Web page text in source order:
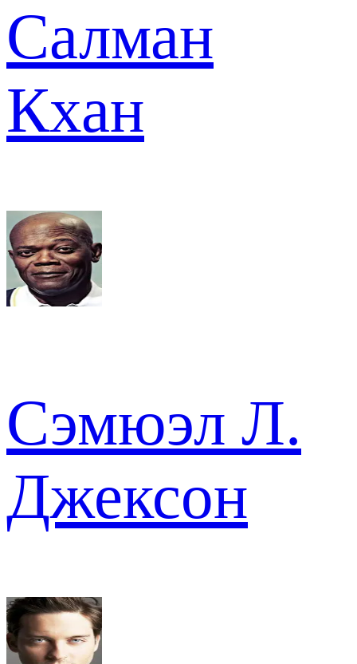
Салман
Кхан
Сэмюэл Л.
Джексон